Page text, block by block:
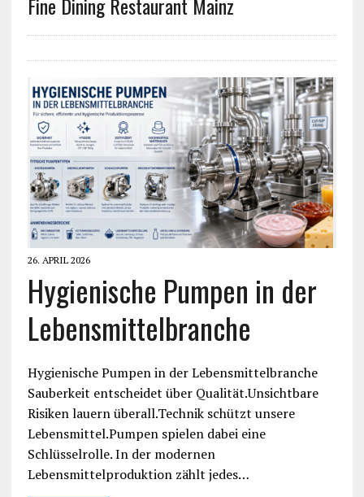
26. APRIL 2026
Hygienische Pumpen in der
Lebensmittelbranche
Hygienische Pumpen in der Lebensmittelbranche
Sauberkeit entscheidet über Qualität.Unsichtbare
Risiken lauern überall.Technik schützt unsere
Lebensmittel.Pumpen spielen dabei eine
Schlüsselrolle. In der modernen
Lebensmittelproduktion zählt jedes…